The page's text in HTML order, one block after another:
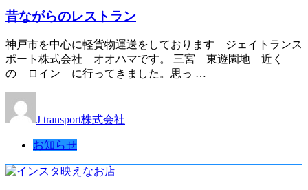
昔ながらのレストラン
神戸市を中心に軽貨物運送をしております ジェイトランス
ポート株式会社 オオハマです。 三宮 東遊園地 近く
の ロイン に行ってきました。思っ …
J transport株式会社
お知らせ